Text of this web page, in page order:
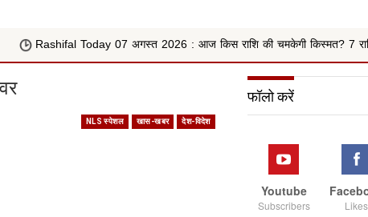
07 अगस्त 2026 : आज किस राशि की चमकेगी किस्मत? 7 राशियों पर धन वर्षा के
NLS स्पेशल खास-खबर देश-विदेश
फॉलो करें
Youtube
Subscribers Likes